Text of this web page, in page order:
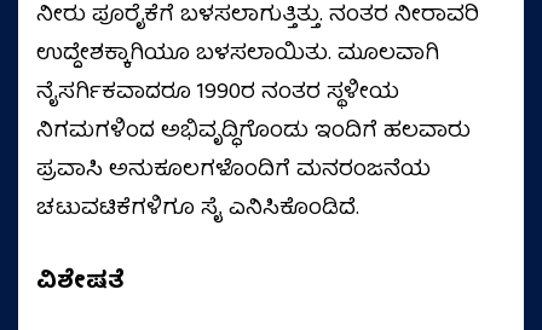
ನೀರು ಪೂರೈಕೆಗೆ ಬಳಸಲಾಗುತ್ತಿತ್ತು. ನಂತರ ನೀರಾವರಿ
ಉದ್ದೇಶಕ್ಕಾಗಿಯೂ ಬಳಸಲಾಯಿತು. ಮೂಲವಾಗಿ
ನೈಸರ್ಗಿಕವಾದರೂ 1990ರ ನಂತರ ಸ್ಥಳೀಯ
ನಿಗಮಗಳಿಂದ ಅಭಿವೃದ್ಧಿಗೊಂಡು ಇಂದಿಗೆ ಹಲವಾರು
ಪ್ರವಾಸಿ ಅನುಕೂಲಗಳೊಂದಿಗೆ ಮನರಂಜನೆಯ
ಚಟುವಟಿಕೆಗಳಿಗೂ ಸೈ ಎನಿಸಿಕೊಂಡಿದೆ.
ವಿಶೇಷತೆ